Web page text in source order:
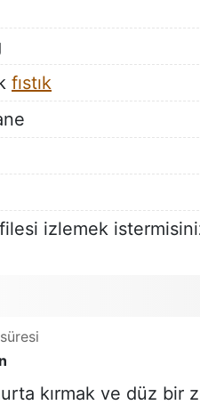
fıstık
izlemek
kırmak ve düz bir